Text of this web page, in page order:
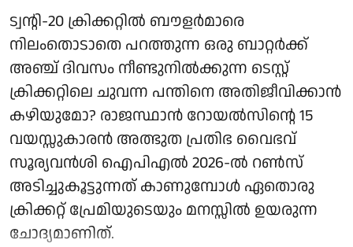
ട്വന്റി-20 ക്രിക്കറ്റില്‍ ബൗളര്‍മാരെ
നിലംതൊടാതെ പറത്തുന്ന ഒരു ബാറ്റര്‍ക്ക്
അഞ്ച് ദിവസം നീണ്ടുനില്‍ക്കുന്ന ടെസ്റ്റ്
ക്രിക്കറ്റിലെ ചുവന്ന പന്തിനെ അതിജീവിക്കാന്‍
കഴിയുമോ? രാജസ്ഥാന്‍ റോയല്‍സിന്റെ 15
വയസ്സുകാരന്‍ അത്ഭുത പ്രതിഭ വൈഭവ്
സൂര്യവൻശി ഐപിഎല്‍ 2026-ല്‍ റണ്‍സ്
അടിച്ചുകൂട്ടുന്നത് കാണുമ്പോള്‍ ഏതൊരു
ക്രിക്കറ്റ് പ്രേമിയുടെയും മനസ്സില്‍ ഉയരുന്ന
ചോദ്യമാണിത്.